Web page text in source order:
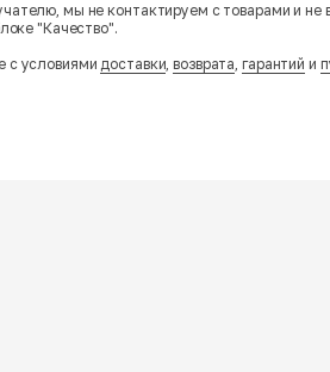
мы не контактируем с товарами и
"Качество".
с условиямидоставки,возврата, гарантий и